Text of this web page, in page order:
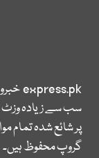
express.pk
سب سے زیادہ
پر شائع شدہ تمام
گروپ محفوظ ہیں۔